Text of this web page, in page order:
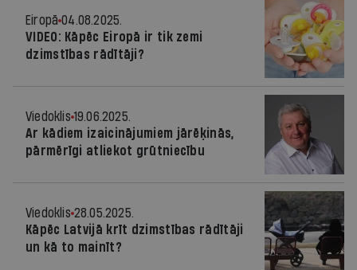
Eiropā 04.08.2025.
VIDEO: Kāpēc Eiropā ir tik zemi
dzimstības rādītāji?
Viedoklis 19.06.2025.
Ar kādiem izaicinājumiem jārēķinās,
pārmērīgi atliekot grūtniecību
Viedoklis 28.05.2025.
Kāpēc Latvijā krīt dzimstības rādītāji
un kā to mainīt?